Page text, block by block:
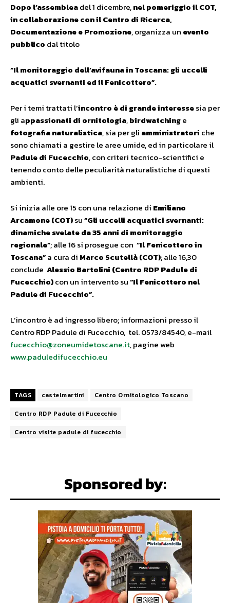
Dopo l’assembleadel 1 dicembre,nel pomeriggio il COT,
in collaborazione con il Centro di Ricerca,
Documentazione e Promozione, organizza un evento
pubblico dal titolo
“Il monitoraggio dell’avifauna in Toscana: gli uccelli
acquatici svernanti ed il Fenicottero”.
Per i temi trattati l’incontro è di grande interessesia per
gli appassionati di ornitologia,birdwatchinge
fotografia naturalistica, sia per gli amministratori che
sono chiamati a gestire le aree umide, ed in particolare il
Padule di Fucecchio, con criteri tecnico-scientifici e
tenendo conto delle peculiarità naturalistiche di questi
ambienti.
Si inizia alle ore 15 con una relazione di Emiliano
Arcamone (COT)su“Gli uccelli acquatici svernanti:
dinamiche svelate da 35 anni di monitoraggio
regionale”; alle 16 si prosegue con “Il Fenicottero in
Toscana”a cura di Marco Scutellà (COT); alle 16,30
conclude Alessio Bartolini (Centro RDP Padule di
Fucecchio)con un intervento su“Il Fenicottero nel
Padule di Fucecchio”.
L’incontro è ad ingresso libero; informazioni presso il
Centro RDP Padule di Fucecchio, tel. 0573/84540, e-mail
fucecchio@zoneumidetoscane.it, pagine web
www.paduledifucecchio.eu
TAGS castelmartini
Centro Ornitologico Toscano
Centro RDP Padule di Fucecchio
Centro visite padule di fucecchio
Sponsored by: